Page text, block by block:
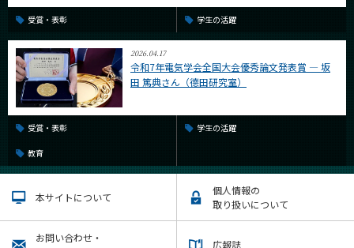
受賞・表彰 学生の活躍
2026.04.17
令和7年電気学会全国大会優秀論文発表賞 ― 坂
田 篤典さん（德田研究室）
受賞・表彰 学生の活躍
教育
本サイトについて
個人情報の
取り扱いについて
お問い合わせ・
広報誌